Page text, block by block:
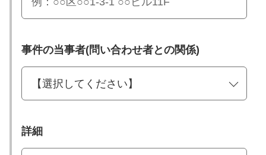
事件の当事者(問い合わせ者との関係)
詳細